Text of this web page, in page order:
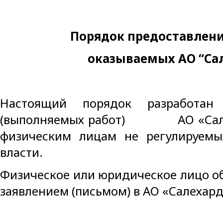
Порядок
оказываемых АО
Настоящий порядок
(выполняемых работ) АО
физическим лицам не
власти.
Физическое или юридическое лицо
заявлением (письмом) в АО